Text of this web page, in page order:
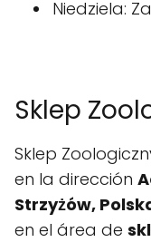
Niedziela:
Sklep
Sklep
en la dirección
Strzyżów,
en el área de